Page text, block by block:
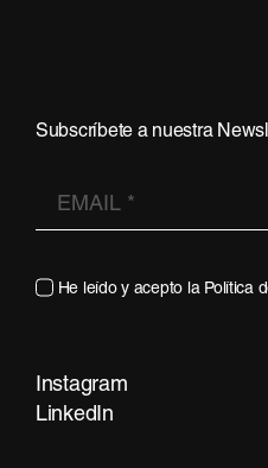
Subscríbete a nuestra
He leído y acepto la Política
Instagram
LinkedIn